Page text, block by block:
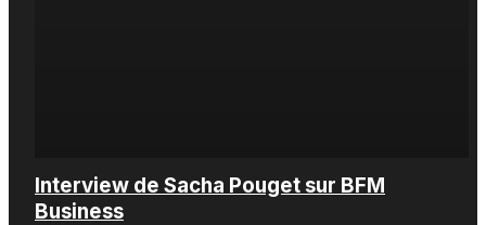
Interview de Sacha Pouget sur BFM
Business